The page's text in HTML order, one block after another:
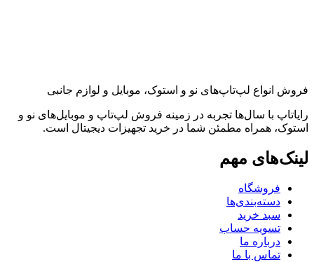
فروش انواع لپ‌تاپ‌های نو و استوک، موبایل و لوازم جانبی
رایاتاپ با سال‌ها تجربه در زمینه فروش لپ‌تاپ و موبایل‌های نو و
استوک، همراه مطمئن شما در خرید تجهیزات دیجیتال است.
لینک‌های مهم
فروشگاه
دسته‌بندی‌ها
سبد خرید
تسویه حساب
درباره ما
تماس با ما